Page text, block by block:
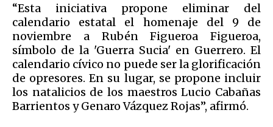
“Esta iniciativa propone eliminar del
calendario estatal el homenaje del 9 de
noviembre a Rubén Figueroa Figueroa,
símbolo de la 'Guerra Sucia' en Guerrero. El
calendario cívico no puede ser la glorificación
de opresores. En su lugar, se propone incluir
los natalicios de los maestros Lucio Cabañas
Barrientos y Genaro Vázquez Rojas”, afirmó.